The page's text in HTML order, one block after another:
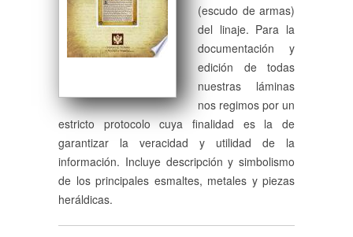
(escudo de armas)
del linaje. Para la
documentación y
edición de todas
nuestras láminas
nos regimos por un
estricto protocolo cuya finalidad es la de
garantizar la veracidad y utilidad de la
información. Incluye descripción y simbolismo
de los principales esmaltes, metales y piezas
heráldicas.